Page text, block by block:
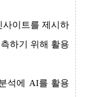
이트를 제시하
하기 위해 활용
석에 AI를 활용